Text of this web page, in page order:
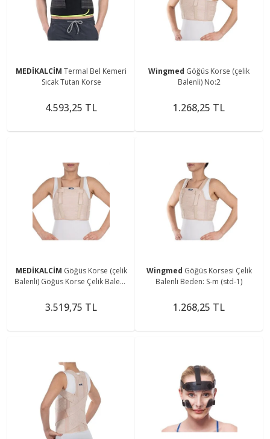
MEDİKALCİM Termal Bel Kemeri
Sıcak Tutan Korse
4.593,25 TL
Wingmed Göğüs Korse (çelik
Balenli) No:2
1.268,25 TL
MEDİKALCİM Göğüs Korse (çelik
Balenli) Göğüs Korse Çelik Balenli
Cerrahisi
3.519,75 TL
Wingmed Göğüs Korsesi Çelik
Balenli Beden: S-m (std-1)
1.268,25 TL